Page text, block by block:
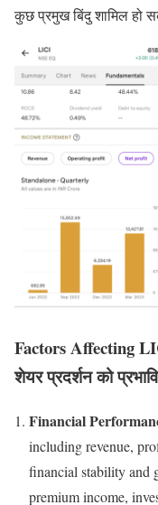
कुछ प्रमुख बिंदु शामिल हो
Factors Affecting
शेयर प्रदर्शन को
Financial
including revenue,
financial stability and
premium income,